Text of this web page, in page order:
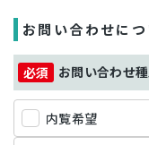
お問い合わせにつ
お問い合わせ
内覧希望